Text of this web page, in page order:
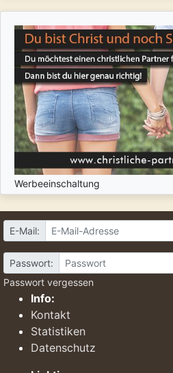
Werbeeinschaltung
E-Mail:
Passwort:
Passwort vergessen
Info:
Kontakt
Statistiken
Datenschutz